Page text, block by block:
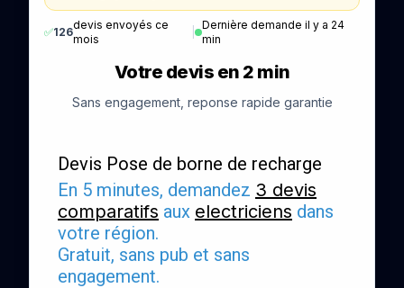
✅126
devis envoyés ce
mois
|
Dernière demande il y a 24
min
Votre devis en 2 min
Sans engagement, reponse rapide garantie
Devis Pose de borne de recharge
En 5 minutes, demandez 3 devis
comparatifs aux electriciens dans
votre région.
Gratuit, sans pub et sans
engagement.